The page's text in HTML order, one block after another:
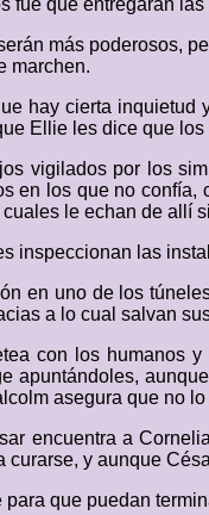
fue que entregaran
más poderosos,
marchen.
hay cierta
Ellie les dice que
vigilados por los
en los que no
le echan de allí
inspeccionan las
en uno de los
a lo cual salvan
con los humanos
apuntándoles,
asegura que no
encuentra a
curarse, y aunque
que puedan